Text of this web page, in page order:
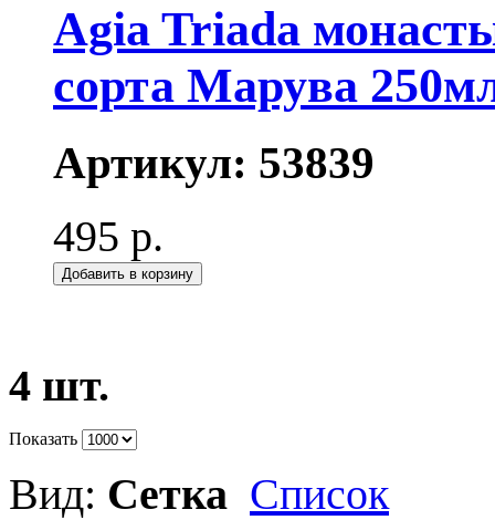
Agia Triada
сорта Марува
Артикул: 53839
495 р.
Добавить в корзину
4 шт.
Показать
Вид: Сетка Список